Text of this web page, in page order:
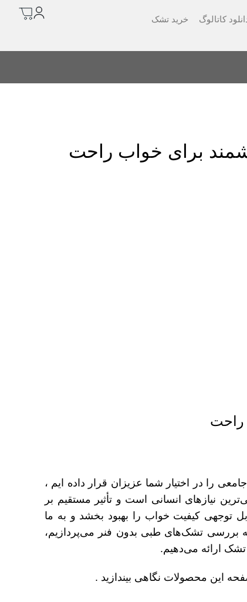
کاتالوگ خرید تشک
برای خواب راحت
راحت
را در اختیار شما عزیزان قرار داده ایم ،
نیازهای انسانی است و تأثیر مستقیم بر
توجهی کیفیت خواب را بهبود بخشد و به ما
به بررسی تشک‌های طبی بدون فنر می‌پردازیم،
تشک ارائه می‌دهیم.
این محصولات نگاهی بیندازید .